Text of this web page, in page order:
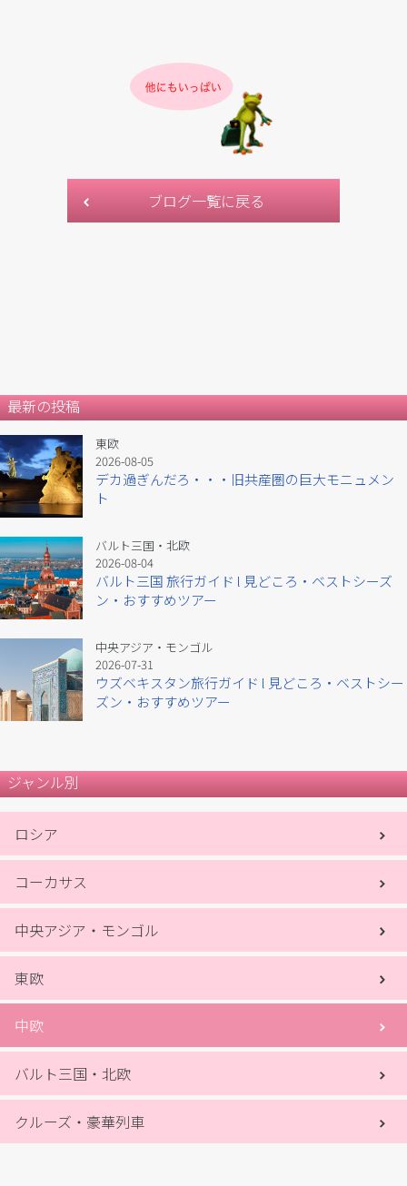
ブログ一覧に戻る
最新の投稿
東欧
2026-08-05
デカ過ぎんだろ・・・旧共産圏の巨大モニュメン
ト
バルト三国・北欧
2026-08-04
バルト三国 旅行ガイド l 見どころ・ベストシーズ
ン・おすすめツアー
中央アジア・モンゴル
2026-07-31
ウズベキスタン旅行ガイド l 見どころ・ベストシー
ズン・おすすめツアー
ジャンル別
ロシア
コーカサス
中央アジア・モンゴル
東欧
中欧
バルト三国・北欧
クルーズ・豪華列車